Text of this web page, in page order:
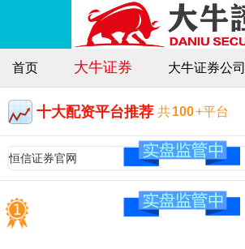
首页 大牛证券 大牛证券公司
十大配资平台推荐 共100+平台
恒信证券官网